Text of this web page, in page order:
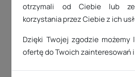
otrzymali od Ciebie lub
korzystania przez Ciebie z ich
Dzięki Twojej zgodzie możemy
ofertę do Twoich zainteresowań